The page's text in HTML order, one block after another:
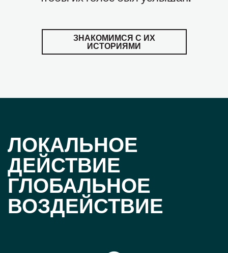
ЗНАКОМИМСЯ С ИХ
ИСТОРИЯМИ
ЛОКАЛЬНОЕ
ДЕЙСТВИЕ
ГЛОБАЛЬНОЕ
ВОЗДЕЙСТВИЕ